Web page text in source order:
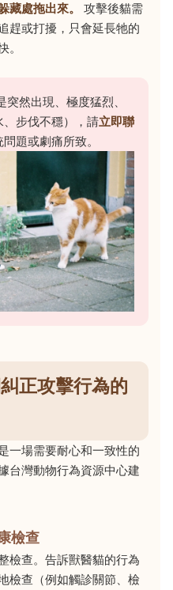
藏處拖出來。
攻擊後貓需
趕或打擾，只會延長牠的
。
然出現、極度猛烈、
、步伐不穩），請立即聯
題或劇痛所致。
正攻擊行為的
一場需要耐心和一致性的
台灣動物行為資源中心建
檢查
檢查。告訴獸醫貓的行為
檢查（例如觸診關節、檢